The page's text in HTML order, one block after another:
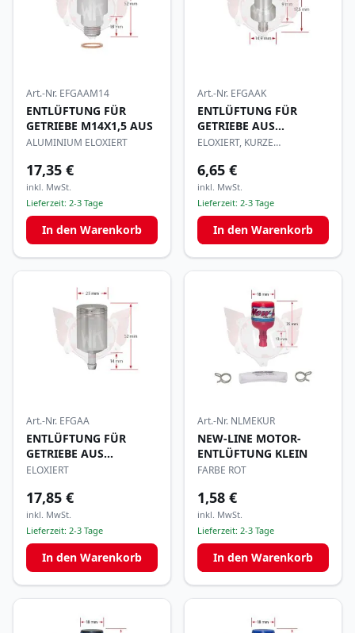
Art.-Nr. EFGAAM14
ENTLÜFTUNG FÜR
GETRIEBE M14X1,5 AUS
ALUMINIUM ELOXIERT
17,35 €
inkl. MwSt.
Lieferzeit: 2-3 Tage
In den Warenkorb
Art.-Nr. EFGAAK
ENTLÜFTUNG FÜR
GETRIEBE AUS
ALUMINIUM
ELOXIERT, KURZE
6,65 €
inkl. MwSt.
Lieferzeit: 2-3 Tage
In den Warenkorb
Art.-Nr. EFGAA
ENTLÜFTUNG FÜR
GETRIEBE AUS
ALUMINIUM
ELOXIERT
17,85 €
inkl. MwSt.
Lieferzeit: 2-3 Tage
In den Warenkorb
Art.-Nr. NLMEKUR
NEW-LINE MOTOR-
ENTLÜFTUNG KLEIN
FARBE ROT
1,58 €
inkl. MwSt.
Lieferzeit: 2-3 Tage
In den Warenkorb